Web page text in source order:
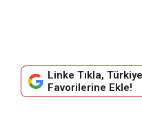
Linke Tıkla,
Favorilerine Ekle!